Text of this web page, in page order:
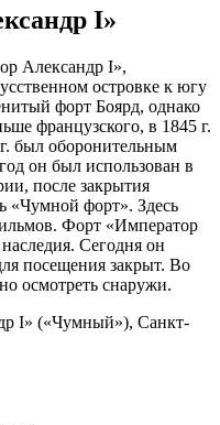
I»
Александр I»,
островке к югу
форт Боярд, однако
французского, в 1845 г.
был оборонительным
он был использован в
после закрытия
«Чумной форт». Здесь
Форт «Император
Сегодня он
посещения закрыт. Во
осмотреть снаружи.
I» («Чумный»), Санкт-